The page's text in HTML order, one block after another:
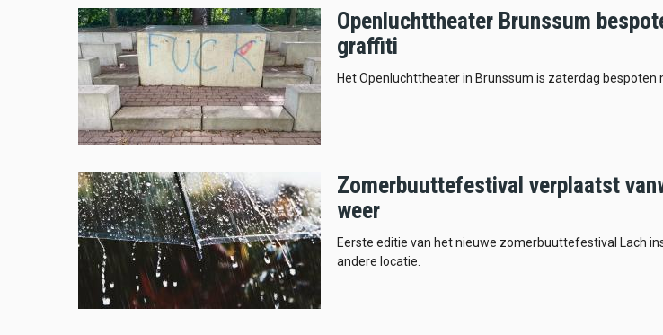
Openluchttheater Brunssum
graffiti
Het Openluchttheater in Brunssum is zaterdag bespoten
Zomerbuuttefestival verplaatst
weer
Eerste editie van het nieuwe zomerbuuttefestival Lach
andere locatie.